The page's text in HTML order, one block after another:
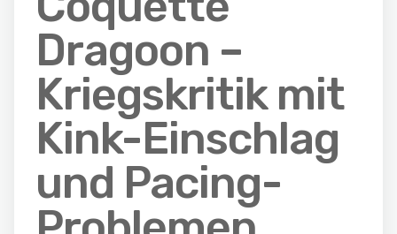
Dragoon –
Kriegskritik mit
Kink-Einschlag
und Pacing-